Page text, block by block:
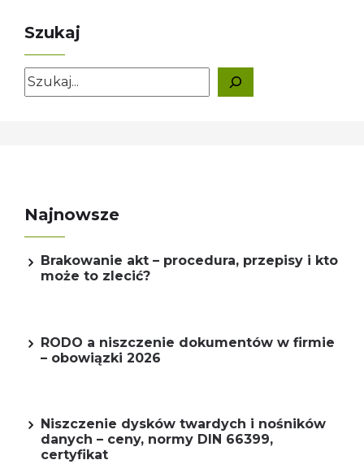
Szukaj
Szukaj
Najnowsze
Brakowanie akt – procedura, przepisy i kto
może to zlecić?
RODO a niszczenie dokumentów w firmie
– obowiązki 2026
Niszczenie dysków twardych i nośników
danych – ceny, normy DIN 66399,
certyfikat